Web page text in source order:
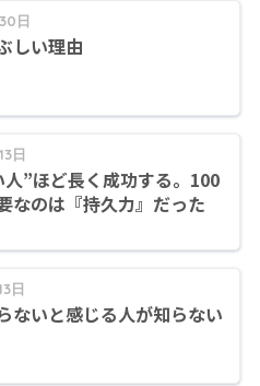
日
しい理由
日
”ほど長く成功する。100
なのは『持久力』だった
日
ないと感じる人が知らない